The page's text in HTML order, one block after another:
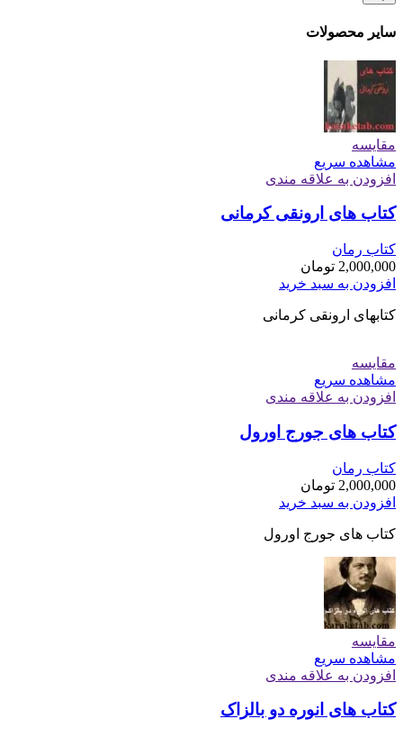
سایر محصولات
مقایسه
مشاهده سریع
افزودن به علاقه مندی
کتاب های ارونقی کرمانی
کتاب رمان
2,000,000 تومان
افزودن به سبد خرید
کتابهای ارونقی کرمانی
مقایسه
مشاهده سریع
افزودن به علاقه مندی
کتاب های جورج اورول
کتاب رمان
2,000,000 تومان
افزودن به سبد خرید
کتاب های جورج اورول
مقایسه
مشاهده سریع
افزودن به علاقه مندی
کتاب های انوره دو بالزاک